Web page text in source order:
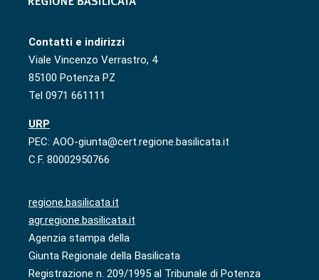
Contatti e indirizzi
Viale Vincenzo Verrastro, 4
85100 Potenza PZ
Tel 0971 661111
URP
PEC: AOO-giunta@cert.regione.basilicata.it
C.F. 80002950766
regione.basilicata.it
agr.regione.basilicata.it
Agenzia stampa della
Giunta Regionale della Basilicata
Registrazione n. 209/1995 al Tribunale di Potenza